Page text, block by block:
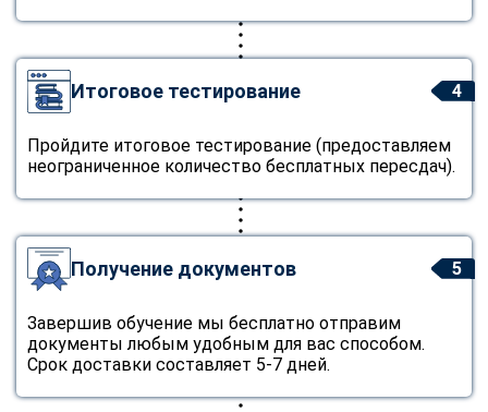
4
Итоговое тестирование
Пройдите итоговое тестирование (предоставляем
неограниченное количество бесплатных пересдач).
5
Получение документов
Завершив обучение мы бесплатно отправим
документы любым удобным для вас способом.
Срок доставки составляет 5-7 дней.